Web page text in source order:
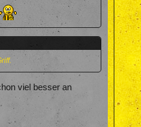
viel besser an